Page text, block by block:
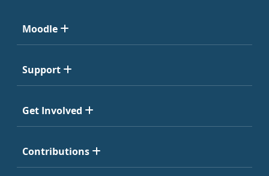
Moodle
Support
Get Involved
Contributions